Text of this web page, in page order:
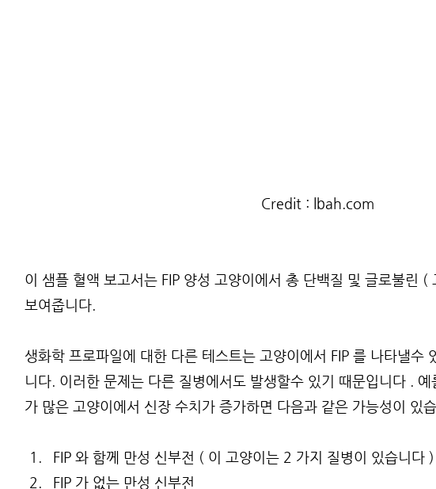
Credit : lbah.com
이 샘플 혈액 보고서는 FIP 양성 고양이에서 총 단백질 및 글로불린
보여줍니다.
생화학 프로파일에 대한 다른 테스트는 고양이에서 FIP 를 나타낼수
니다. 이러한 문제는 다른 질병에서도 발생할수 있기 때문입니다 . 예
가 많은 고양이에서 신장 수치가 증가하면 다음과 같은 가능성이 있
FIP 와 함께 만성 신부전 ( 이 고양이는 2 가지 질병이 있습니다 )
FIP 가 없는 만성 신부전